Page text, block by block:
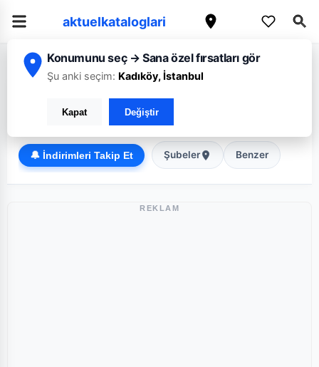
aktuelkataloglari
Konumunu seç → Sana özel fırsatları gör
Şu anki seçim: Kadıköy, İstanbul
Kapat Değiştir
Ana Sayfa/Edirne/Migros
Süper Market
🔔 İndirimleri Takip Et Şubeler Benzer
REKLAM